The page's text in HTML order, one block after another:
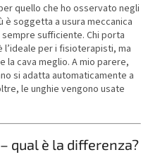
quello che ho osservato negli
è soggetta a usura meccanica
sempre sufficiente. Chi porta
l’ideale per i fisioterapisti, ma
la cava meglio. A mio parere,
si adatta automaticamente a
le unghie vengono usate
qual è la differenza?